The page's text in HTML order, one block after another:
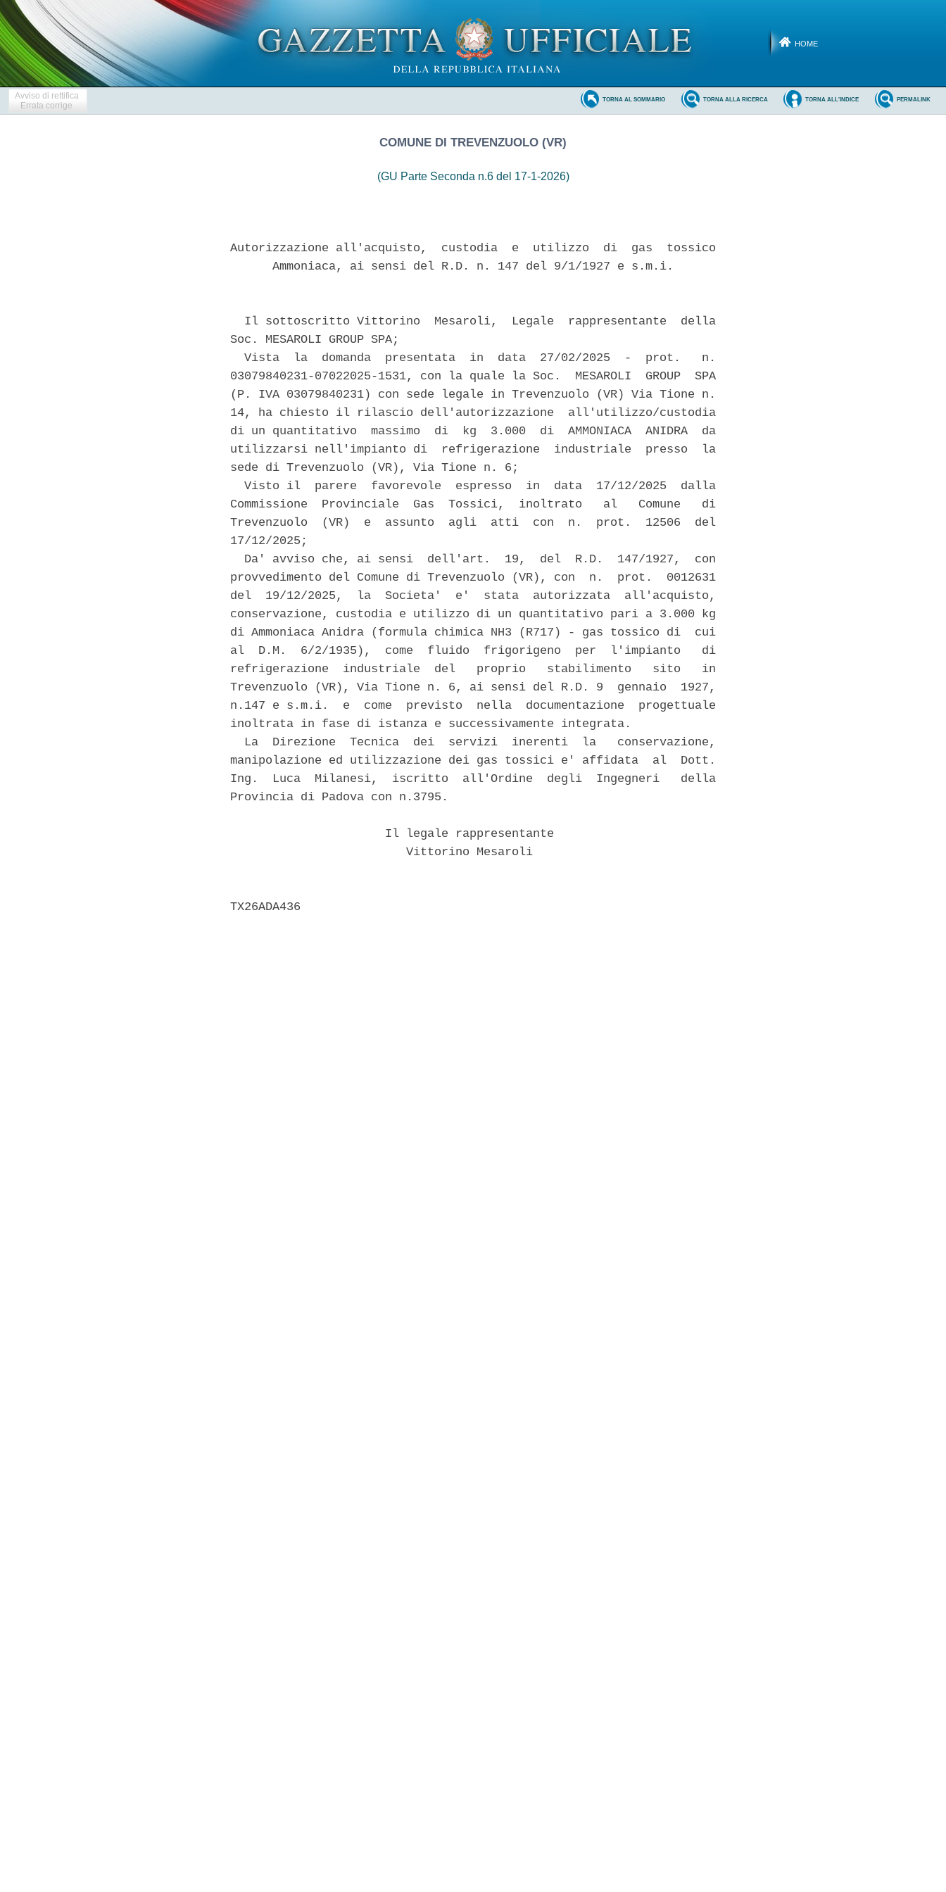
HOME
Avviso di rettifica
Errata corrige
PERMALINK
TORNA ALL'INDICE
TORNA ALLA RICERCA
TORNA AL SOMMARIO
COMUNE DI TREVENZUOLO (VR)
(GU Parte Seconda n.6 del 17-1-2026)
Autorizzazione all'acquisto,  custodia  e  utilizzo  di  gas  tossico
      Ammoniaca, ai sensi del R.D. n. 147 del 9/1/1927 e s.m.i.
  Il sottoscritto Vittorino  Mesaroli,  Legale  rappresentante  della
Soc. MESAROLI GROUP SPA;
  Vista  la  domanda  presentata  in  data  27/02/2025  -  prot.   n.
03079840231-07022025-1531, con la quale la Soc.  MESAROLI  GROUP  SPA
(P. IVA 03079840231) con sede legale in Trevenzuolo (VR) Via Tione n.
14, ha chiesto il rilascio dell'autorizzazione  all'utilizzo/custodia
di un quantitativo  massimo  di  kg  3.000  di  AMMONIACA  ANIDRA  da
utilizzarsi nell'impianto di  refrigerazione  industriale  presso  la
sede di Trevenzuolo (VR), Via Tione n. 6;
  Visto il  parere  favorevole  espresso  in  data  17/12/2025  dalla
Commissione  Provinciale  Gas  Tossici,  inoltrato   al   Comune   di
Trevenzuolo  (VR)  e  assunto  agli  atti  con  n.  prot.  12506  del
17/12/2025;
  Da' avviso che, ai sensi  dell'art.  19,  del  R.D.  147/1927,  con
provvedimento del Comune di Trevenzuolo (VR), con  n.  prot.  0012631
del  19/12/2025,  la  Societa'  e'  stata  autorizzata  all'acquisto,
conservazione, custodia e utilizzo di un quantitativo pari a 3.000 kg
di Ammoniaca Anidra (formula chimica NH3 (R717) - gas tossico di  cui
al  D.M.  6/2/1935),  come  fluido  frigorigeno  per  l'impianto   di
refrigerazione  industriale  del   proprio   stabilimento   sito   in
Trevenzuolo (VR), Via Tione n. 6, ai sensi del R.D. 9  gennaio  1927,
n.147 e s.m.i.  e  come  previsto  nella  documentazione  progettuale
inoltrata in fase di istanza e successivamente integrata.
  La  Direzione  Tecnica  dei  servizi  inerenti  la   conservazione,
manipolazione ed utilizzazione dei gas tossici e' affidata  al  Dott.
Ing.  Luca  Milanesi,  iscritto  all'Ordine  degli  Ingegneri   della
Provincia di Padova con n.3795.
                      Il legale rappresentante
                         Vittorino Mesaroli